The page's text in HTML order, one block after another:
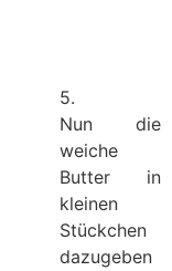
5.
Nun die
weiche
Butter in
kleinen
Stückchen
dazugeben